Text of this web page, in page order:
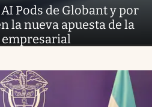
Pods de Globant y por
la nueva apuesta de la